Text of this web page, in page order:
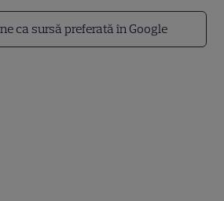
ca sursă preferată în Google